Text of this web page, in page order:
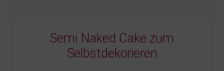
Semi Naked Cake zum
Selbstdekorieren